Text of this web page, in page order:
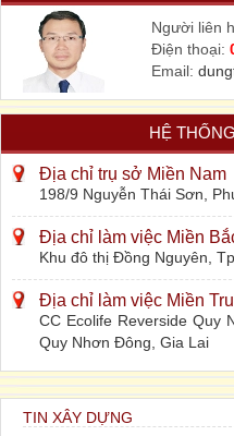
Người liên
Điện thoại:
Email:
HỆ
Địa chỉ trụ sở Miền Nam
198/9 Nguyễn Thái Sơn,
Địa chỉ làm việc Miền
Khu đô thị Đồng Nguyên,
Địa chỉ làm việc Miền
CC Ecolife Reverside Quy
Quy Nhơn Đông, Gia Lai
TIN XÂY DỰNG